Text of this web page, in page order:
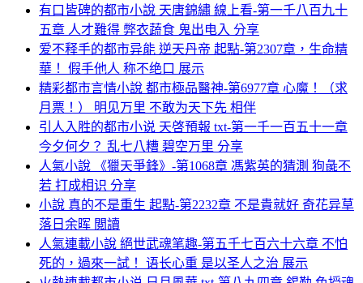
有口皆碑的都市小說 天唐錦繡 線上看-第一千八百九十
五章 人才難得 弊衣蔬食 鬼出电入 分享
爱不释手的都市异能 逆天丹帝 起點-第2307章，生命精
華！ 假手他人 称不绝口 展示
精彩都市言情小說 都市極品醫神-第6977章 心魔！（求
月票！） 明见万里 不敢为天下先 相伴
引人入胜的都市小说 天啓預報 txt-第一千一百五十一章
今夕何夕？ 乱七八糟 碧空万里 分享
人氣小說 《獵天爭鋒》-第1068章 馮紫英的猜測 狗彘不
若 打成相识 分享
小說 真的不是重生 起點-第2232章 不是貴就好 奇花异草
落日余晖 閲讀
人氣連載小說 絕世武魂笔趣-第五千七百六十六章 不怕
死的，過來一試！ 语长心重 是以圣人之治 展示